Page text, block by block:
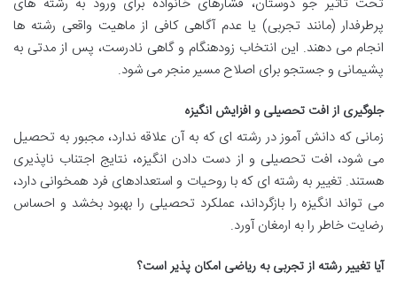
پرطرفدار (مانند تجربی) یا عدم آگاهی کافی از ماهیت واقعی رشته ها
انجام می دهند. این انتخاب زودهنگام و گاهی نادرست، پس از مدتی به
پشیمانی و جستجو برای اصلاح مسیر منجر می شود.
جلوگیری از افت تحصیلی و افزایش انگیزه
زمانی که دانش آموز در رشته ای که به آن علاقه ندارد، مجبور به تحصیل
می شود، افت تحصیلی و از دست دادن انگیزه، نتایج اجتناب ناپذیری
هستند. تغییر به رشته ای که با روحیات و استعدادهای فرد همخوانی دارد،
می تواند انگیزه را بازگرداند، عملکرد تحصیلی را بهبود بخشد و احساس
رضایت خاطر را به ارمغان آورد.
آیا تغییر رشته از تجربی به ریاضی امکان پذیر است؟